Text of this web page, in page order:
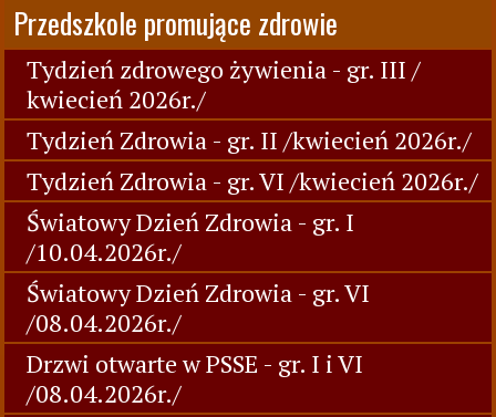
Przedszkole promujące zdrowie
Tydzień zdrowego żywienia - gr. III /
kwiecień 2026r./
Tydzień Zdrowia - gr. II /kwiecień 2026r./
Tydzień Zdrowia - gr. VI /kwiecień 2026r./
Światowy Dzień Zdrowia - gr. I
/10.04.2026r./
Światowy Dzień Zdrowia - gr. VI
/08.04.2026r./
Drzwi otwarte w PSSE - gr. I i VI
/08.04.2026r./